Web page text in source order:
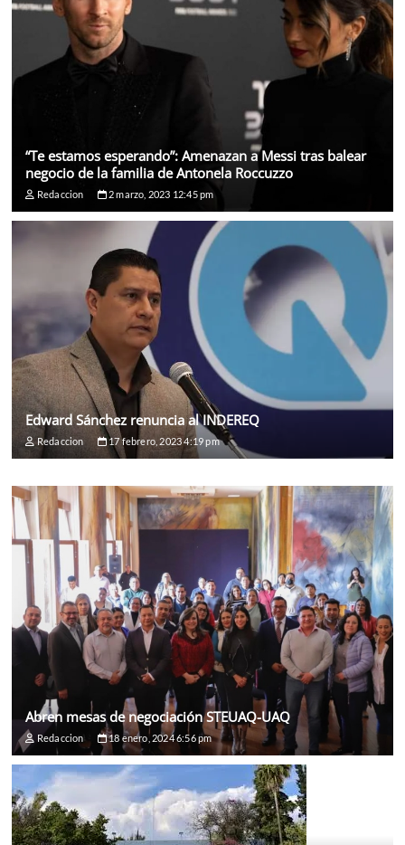
“Te estamos esperando”: Amenazan a Messi tras balear
negocio de la familia de Antonela Roccuzzo
Redaccion 2 marzo, 2023 12:45 pm
Edward Sánchez renuncia al INDEREQ
Redaccion 17 febrero, 2023 4:19 pm
Abren mesas de negociación STEUAQ-UAQ
Redaccion 18 enero, 2024 6:56 pm